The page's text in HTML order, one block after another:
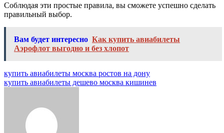
Соблюдая эти простые правила, вы сможете успешно сделать
правильный выбор.
Вам будет интересно Как купить авиабилеты
Аэрофлот выгодно и без хлопот
Навигация
по
купить авиабилеты москва ростов на дону
купить авиабилеты дешево москва кишинев